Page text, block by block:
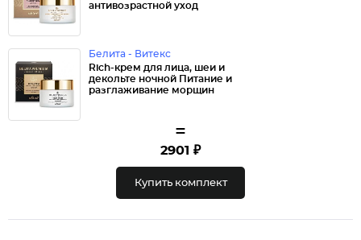
антивозрастной уход
Белита - Витекс
Rich-крем для лица, шеи и
декольте ночной Питание и
разглаживание морщин
=
2901 ₽
Купить комплект